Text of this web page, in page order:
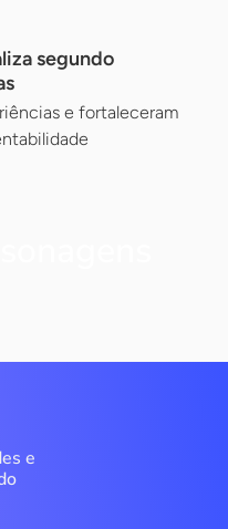
segundo
e fortaleceram
e